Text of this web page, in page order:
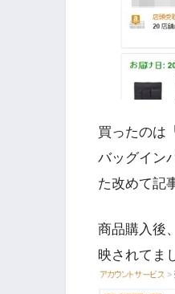
買ったのは
バッグイン
た改めて記
商品購入後
映されてま